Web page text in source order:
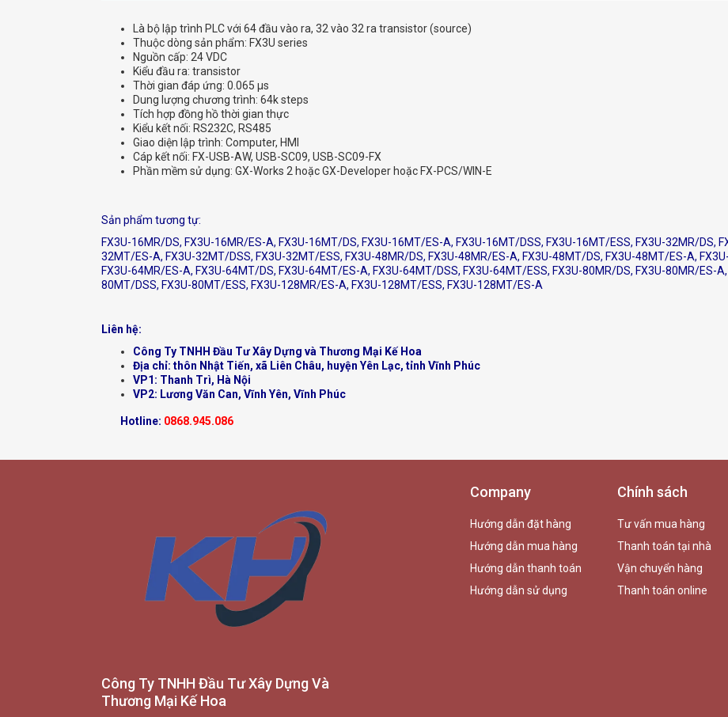
Là bộ lập trình PLC với 64 đầu vào ra, 32 vào 32 ra transistor (source)
Thuộc dòng sản phẩm: FX3U series
Nguồn cấp: 24 VDC
Kiểu đầu ra: transistor
Thời gian đáp ứng: 0.065 μs
Dung lượng chương trình: 64k steps
Tích hợp đồng hồ thời gian thực
Kiểu kết nối: RS232C, RS485
Giao diện lập trình: Computer, HMI
Cáp kết nối: FX-USB-AW, USB-SC09, USB-SC09-FX
Phần mềm sử dụng: GX-Works 2 hoặc GX-Developer hoặc FX-PCS/WIN-E
Sản phẩm tương tự:
FX3U-16MR/DS, FX3U-16MR/ES-A, FX3U-16MT/DS, FX3U-16MT/ES-A, FX3U-16MT/DSS, FX3U-16MT/ESS, FX3U-32MR/DS,
32MT/ES-A, FX3U-32MT/DSS, FX3U-32MT/ESS, FX3U-48MR/DS, FX3U-48MR/ES-A, FX3U-48MT/DS, FX3U-48MT/ES-A,
FX3U-64MR/ES-A, FX3U-64MT/DS, FX3U-64MT/ES-A, FX3U-64MT/DSS, FX3U-64MT/ESS, FX3U-80MR/DS, FX3U-80MR/ES-
80MT/DSS, FX3U-80MT/ESS, FX3U-128MR/ES-A, FX3U-128MT/ESS, FX3U-128MT/ES-A
Liên hệ:
Công Ty TNHH Đầu Tư Xây Dựng và Thương Mại Kế Hoa
Địa chỉ: thôn Nhật Tiến, xã Liên Châu, huyện Yên Lạc, tỉnh Vĩnh Phúc
VP1: Thanh Trì, Hà Nội
VP2: Lương Văn Can, Vĩnh Yên, Vĩnh Phúc
Hotline: 0868.945.086
Công Ty TNHH Đầu Tư Xây Dựng Và
Thương Mại Kế Hoa
Company
Hướng dẫn đặt hàng
Hướng dẫn mua hàng
Hướng dẫn thanh toán
Hướng dẫn sử dụng
Chính sách
Tư vấn mua hàng
Thanh toán tại nhà
Vận chuyển hàng
Thanh toán online